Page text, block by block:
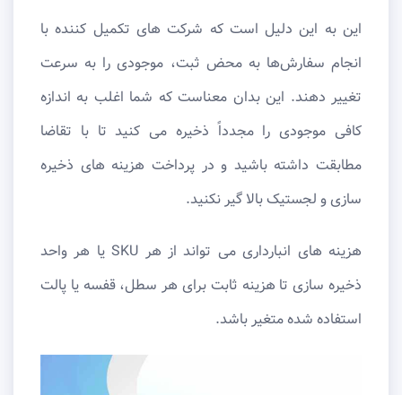
این به این دلیل است که شرکت ‌های تکمیل کننده با
انجام سفارش‌ها به محض ثبت، موجودی را به سرعت
تغییر دهند. این بدان معناست که شما اغلب به اندازه
کافی موجودی را مجدداً ذخیره می کنید تا با تقاضا
مطابقت داشته باشید و در پرداخت هزینه های ذخیره
سازی و لجستیک بالا گیر نکنید.
هزینه های انبارداری می تواند از هر SKU یا هر واحد
ذخیره سازی تا هزینه ثابت برای هر سطل، قفسه یا پالت
استفاده شده متغیر باشد.